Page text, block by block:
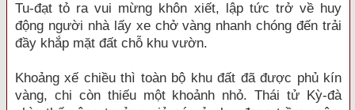
Tu-đạt tỏ ra vui mừng khôn xiết, lập tức trở về huy
động người nhà lấy xe chở vàng nhanh chóng đến trải
đầy khắp mặt đất chỗ khu vườn.
Khoảng xế chiều thì toàn bộ khu đất đã được phủ kín
vàng, chi còn thiếu một khoảnh nhỏ. Thái tử Kỳ-đà